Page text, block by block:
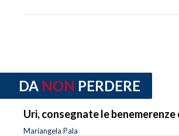
DA NON PERDERE
Uri, consegnate le benemerenze
Mariangela Pala